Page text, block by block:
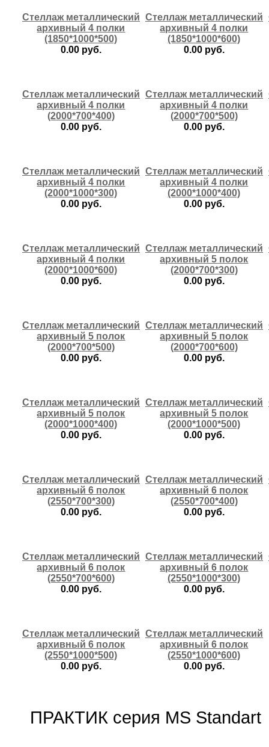
Стеллаж металлический
архивный 4 полки
(1850*1000*500)
0.00 руб.
Стеллаж металлический
архивный 4 полки
(1850*1000*600)
0.00 руб.
Стеллаж металлический
архивный 4 полки
(2000*700*400)
0.00 руб.
Стеллаж металлический
архивный 4 полки
(2000*700*500)
0.00 руб.
Стеллаж металлический
архивный 4 полки
(2000*1000*300)
0.00 руб.
Стеллаж металлический
архивный 4 полки
(2000*1000*400)
0.00 руб.
Стеллаж металлический
архивный 4 полки
(2000*1000*600)
0.00 руб.
Стеллаж металлический
архивный 5 полок
(2000*700*300)
0.00 руб.
Стеллаж металлический
архивный 5 полок
(2000*700*500)
0.00 руб.
Стеллаж металлический
архивный 5 полок
(2000*700*600)
0.00 руб.
Стеллаж металлический
архивный 5 полок
(2000*1000*400)
0.00 руб.
Стеллаж металлический
архивный 5 полок
(2000*1000*500)
0.00 руб.
Стеллаж металлический
архивный 6 полок
(2550*700*300)
0.00 руб.
Стеллаж металлический
архивный 6 полок
(2550*700*400)
0.00 руб.
Стеллаж металлический
архивный 6 полок
(2550*700*600)
0.00 руб.
Стеллаж металлический
архивный 6 полок
(2550*1000*300)
0.00 руб.
Стеллаж металлический
архивный 6 полок
(2550*1000*500)
0.00 руб.
Стеллаж металлический
архивный 6 полок
(2550*1000*600)
0.00 руб.
ПРАКТИК cерия MS Standart